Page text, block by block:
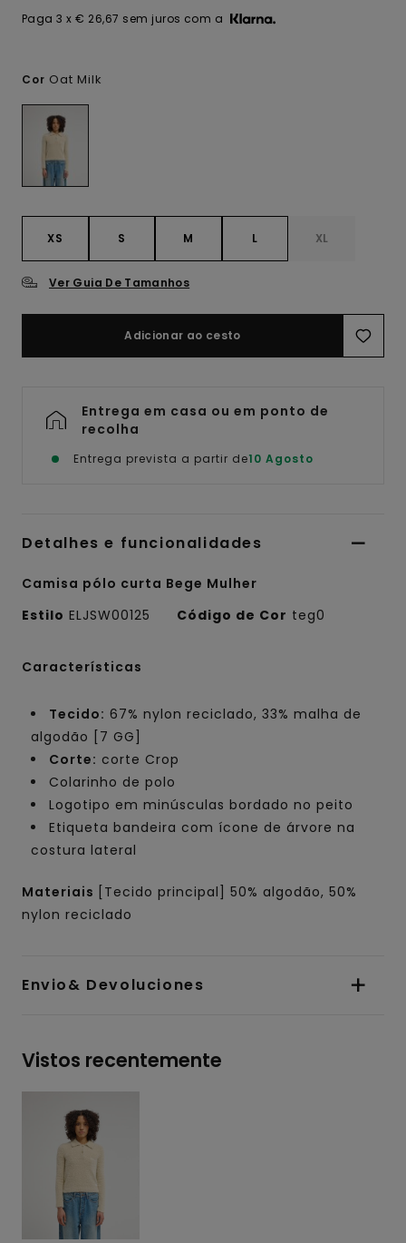
Paga 3 x € 26,67 sem juros com a
Cor Oat Milk
XS S M L XL
Ver Guia De Tamanhos
Adicionar ao cesto
Entrega em casa ou em ponto de
recolha
Entrega prevista a partir de10 Agosto
Detalhes e funcionalidades
Camisa pólo curta Bege Mulher
Estilo ELJSW00125 Código de Cor teg0
Características
Tecido: 67% nylon reciclado, 33% malha de
algodão [7 GG]
Corte: corte Crop
Colarinho de polo
Logotipo em minúsculas bordado no peito
Etiqueta bandeira com ícone de árvore na
costura lateral
Materiais
[Tecido principal] 50% algodão, 50%
nylon reciclado
Envio& Devoluciones
Vistos recentemente